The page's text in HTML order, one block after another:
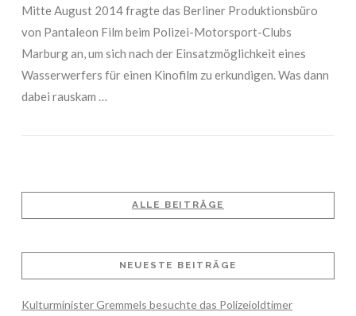
Mitte August 2014 fragte das Berliner Produktionsbüro
von Pantaleon Film beim Polizei-Motorsport-Clubs
Marburg an, um sich nach der Einsatzmöglichkeit eines
Wasserwerfers für einen Kinofilm zu erkundigen. Was dann
dabei rauskam …
ALLE BEITRÄGE
NEUESTE BEITRÄGE
Kulturminister Gremmels besuchte das Polizeioldtimer